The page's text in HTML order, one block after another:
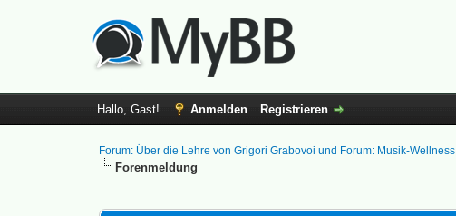
Hallo, Gast! Anmelden Registrieren
Forum: Über die Lehre von Grigori Grabovoi und Forum: Musik-Wellness
Forenmeldung